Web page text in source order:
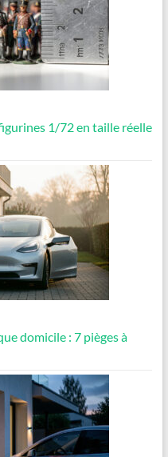
1/72 en taille réelle
domicile : 7 pièges à